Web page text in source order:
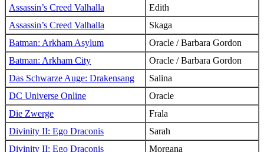
Assassin’s Creed Valhalla
Edith
Assassin’s Creed Valhalla
Skaga
Batman: Arkham Asylum
Oracle / Barbara Gordon
Batman: Arkham City
Oracle / Barbara Gordon
Das Schwarze Auge: Drakensang
Salina
DC Universe Online
Oracle
Die Zwerge
Frala
Divinity II: Ego Draconis
Sarah
Divinity II: Ego Draconis
Morgana